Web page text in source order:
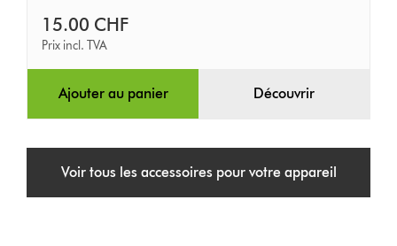
15.00 CHF
Prix incl. TVA
Ajouter au panier Découvrir
Voir tous les accessoires pour votre appareil